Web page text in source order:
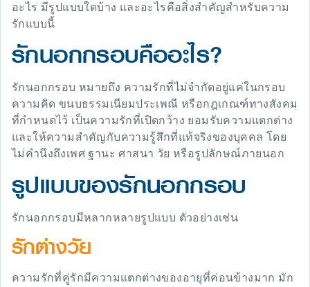
อะไร มีรูปแบบใดบ้าง และอะไรคือสิ่งสำคัญสำหรับความ
รักแบบนี้
รักนอกกรอบคืออะไร?
รักนอกกรอบ หมายถึง ความรักที่ไม่จำกัดอยู่แค่ในกรอบ
ความคิด ขนบธรรมเนียมประเพณี หรือกฎเกณฑ์ทางสังคม
ที่กำหนดไว้ เป็นความรักที่เปิดกว้าง ยอมรับความแตกต่าง
และให้ความสำคัญกับความรู้สึกที่แท้จริงของบุคคล โดย
ไม่คำนึงถึงเพศ ฐานะ ศาสนา วัย หรือรูปลักษณ์ภายนอก
รูปแบบของรักนอกกรอบ
รักนอกกรอบมีหลากหลายรูปแบบ ตัวอย่างเช่น
รักต่างวัย
ความรักที่คู่รักมีความแตกต่างของอายุที่ค่อนข้างมาก มัก